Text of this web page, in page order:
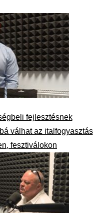
fejlesztésnek
válhat az italfogyasztás
fesztiválokon